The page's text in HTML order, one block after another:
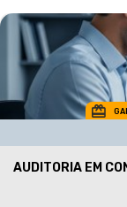
AUDITORIA EM